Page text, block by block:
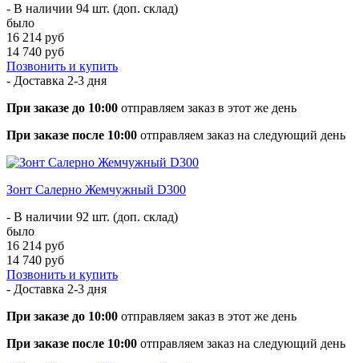
- В наличии 94 шт. (доп. склад)
было
16 214 руб
14 740 руб
Позвонить и купить
- Доставка 2-3 дня
При заказе до 10:00 отправляем заказ в этот же день
При заказе после 10:00 отправляем заказ на следующий день
Зонт Салерно Жемчужный D300
- В наличии 92 шт. (доп. склад)
было
16 214 руб
14 740 руб
Позвонить и купить
- Доставка 2-3 дня
При заказе до 10:00 отправляем заказ в этот же день
При заказе после 10:00 отправляем заказ на следующий день